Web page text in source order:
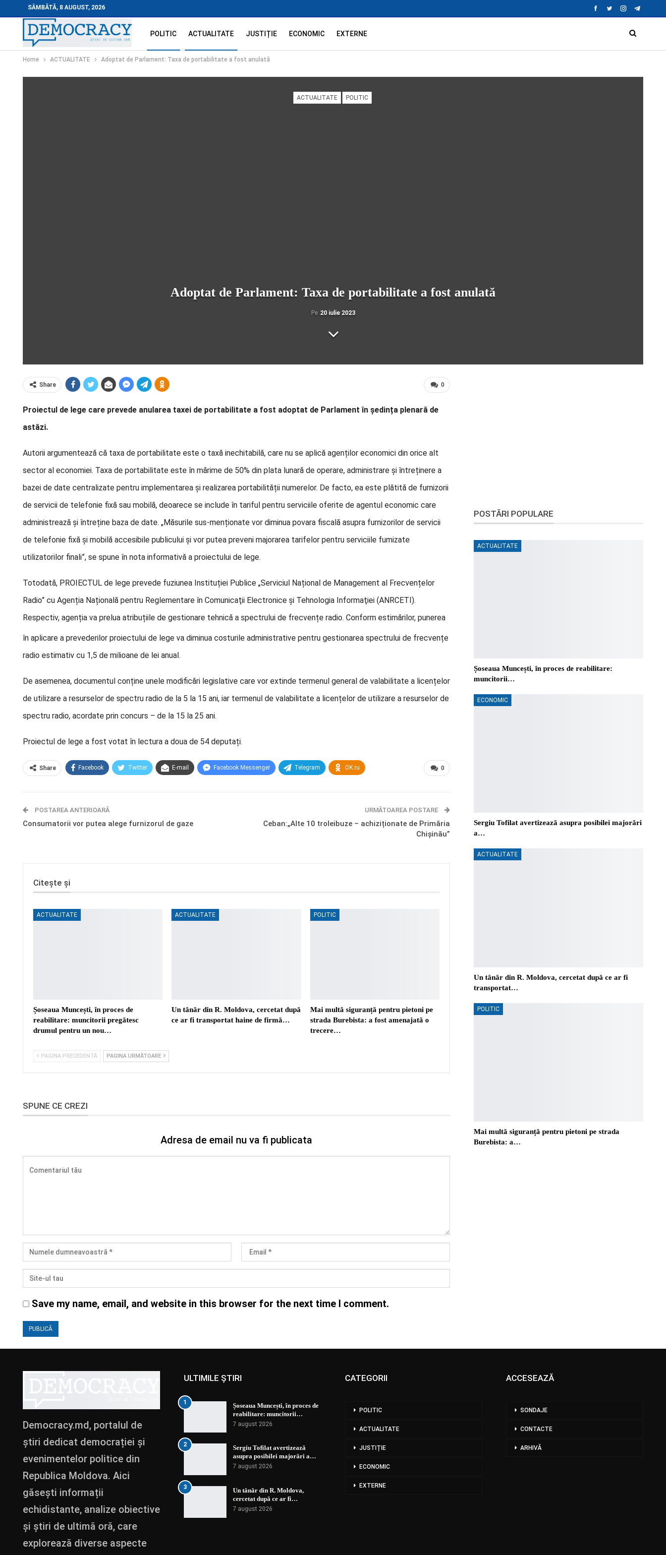
SÂMBĂTĂ, 8 AUGUST, 2026
POLITIC ACTUALITATE JUSTIȚIE ECONOMIC EXTERNE
Home ACTUALITATE Adoptat de Parlament: Taxa de portabilitate a fost anulată
ACTUALITATE POLITIC
Adoptat de Parlament: Taxa de portabilitate a fost anulată
Pe 20 iulie 2023
0
Share
Proiectul de lege care prevede anularea taxei de portabilitate a fost adoptat de Parlament în ședința plenară de
astăzi.
Autorii argumentează că taxa de portabilitate este o taxă inechitabilă, care nu se aplică agenților economici din orice alt
sector al economiei. Taxa de portabilitate este în mărime de 50% din plata lunară de operare, administrare și întreținere a
bazei de date centralizate pentru implementarea și realizarea portabilității numerelor. De facto, ea este plătită de furnizorii
de servicii de telefonie fixă sau mobilă, deoarece se include în tariful pentru serviciile oferite de agentul economic care
administrează și întreține baza de date. „Măsurile sus-menționate vor diminua povara fiscală asupra furnizorilor de servicii
de telefonie fixă și mobilă accesibile publicului și vor putea preveni majorarea tarifelor pentru serviciile fumizate
utilizatorilor finali”, se spune în nota informativă a proiectului de lege.
Totodată, PROIECTUL de lege prevede fuziunea Instituției Publice „Serviciul Național de Management al Frecvențelor
Radio” cu Agenția Națională pentru Reglementare în Comunicaţii Electronice şi Tehnologia Informaţiei (ANRCETI).
Respectiv, agenția va prelua atribuțiile de gestionare tehnică a spectrului de frecvențe radio. Conform estimărilor, punerea
în aplicare a prevederilor proiectului de lege va diminua costurile administrative pentru gestionarea spectrului de frecvențe
radio estimativ cu 1,5 de milioane de lei anual.
De asemenea, documentul conține unele modificări legislative care vor extinde termenul general de valabilitate a licențelor
de utilizare a resurselor de spectru radio de la 5 la 15 ani, iar termenul de valabilitate a licențelor de utilizare a resurselor de
spectru radio, acordate prin concurs – de la 15 la 25 ani.
Proiectul de lege a fost votat în lectura a doua de 54 deputați.
0
Share Facebook Twitter E-mail Facebook Messenger Telegram OK.ru
POSTAREA ANTERIOARĂ
Consumatorii vor putea alege furnizorul de gaze
URMĂTOAREA POSTARE
Ceban:„Alte 10 troleibuze – achiziționate de Primăria
Chișinău”
Citește și
ACTUALITATE
Șoseaua Muncești, în proces de
reabilitare: muncitorii pregătesc
drumul pentru un nou…
ACTUALITATE
Un tânăr din R. Moldova, cercetat după
ce ar fi transportat haine de firmă…
POLITIC
Mai multă siguranță pentru pietoni pe
strada Burebista: a fost amenajată o
trecere…
PAGINA PRECEDENTĂ PAGINA URMĂTOARE
SPUNE CE CREZI
Adresa de email nu va fi publicata
Save my name, email, and website in this browser for the next time I comment.
POSTĂRI POPULARE
ACTUALITATE
Șoseaua Muncești, în proces de reabilitare:
muncitorii…
ECONOMIC
Sergiu Tofilat avertizează asupra posibilei majorări
a…
ACTUALITATE
Un tânăr din R. Moldova, cercetat după ce ar fi
transportat…
POLITIC
Mai multă siguranță pentru pietoni pe strada
Burebista: a…
Democracy.md, portalul de
știri dedicat democrației și
evenimentelor politice din
Republica Moldova. Aici
găsești informații
echidistante, analize obiective
și știri de ultimă oră, care
explorează diverse aspecte
ULTIMILE ȘTIRI
1
Șoseaua Muncești, în proces de
reabilitare: muncitorii…
7 august 2026
2
Sergiu Tofilat avertizează
asupra posibilei majorări a…
7 august 2026
3
Un tânăr din R. Moldova,
cercetat după ce ar fi…
7 august 2026
CATEGORII
POLITIC
ACTUALITATE
JUSTIȚIE
ECONOMIC
EXTERNE
ACCESEAZĂ
SONDAJE
CONTACTE
ARHIVĂ